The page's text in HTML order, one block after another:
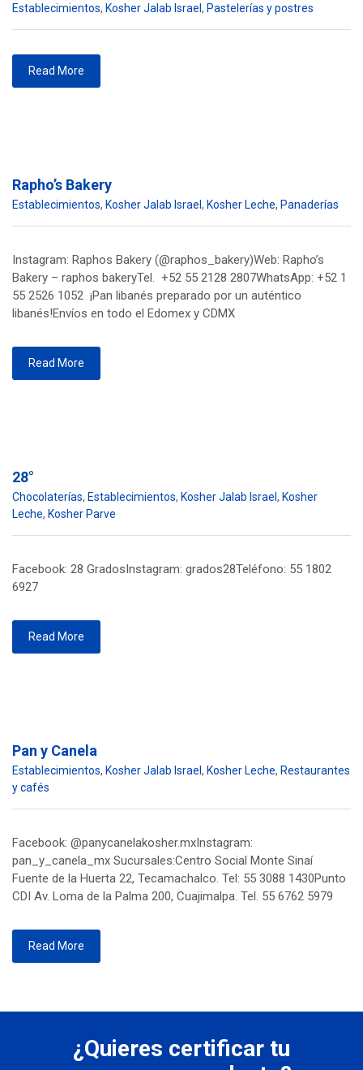
Establecimientos, Kosher Jalab Israel , Pastelerías y postres
Read More
Rapho’s Bakery
Establecimientos, Kosher Jalab Israel , Kosher Leche, Panaderías
Instagram: Raphos Bakery (@raphos_bakery)Web: Rapho’s
Bakery – raphos bakeryTel. +52 55 2128 2807WhatsApp: +52 1
55 2526 1052 ¡Pan libanés preparado por un auténtico
libanés!Envíos en todo el Edomex y CDMX
Read More
28°
Chocolaterías, Establecimientos, Kosher Jalab Israel , Kosher
Leche, Kosher Parve
Facebook: 28 GradosInstagram: grados28Teléfono: 55 1802
6927
Read More
Pan y Canela
Establecimientos, Kosher Jalab Israel , Kosher Leche, Restaurantes
y cafés
Facebook: @panycanelakosher.mxInstagram:
pan_y_canela_mx Sucursales:Centro Social Monte Sinaí
Fuente de la Huerta 22, Tecamachalco. Tel: 55 3088 1430Punto
CDI Av. Loma de la Palma 200, Cuajimalpa. Tel. 55 6762 5979
Read More
¿Quieres certificar tu